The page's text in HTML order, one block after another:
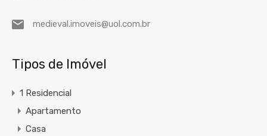
medieval.imoveis@uol.com.br
Tipos de Imóvel
1 Residencial
Apartamento
Casa